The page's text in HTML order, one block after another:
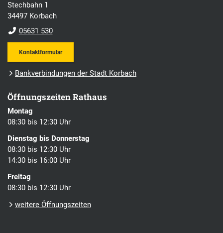
Stechbahn 1
34497 Korbach
05631 530
Kontaktformular
Bankverbindungen der Stadt Korbach
Öffnungszeiten Rathaus
Montag
08:30 bis 12:30 Uhr
Dienstag bis Donnerstag
08:30 bis 12:30 Uhr
14:30 bis 16:00 Uhr
Freitag
08:30 bis 12:30 Uhr
weitere Öffnungszeiten